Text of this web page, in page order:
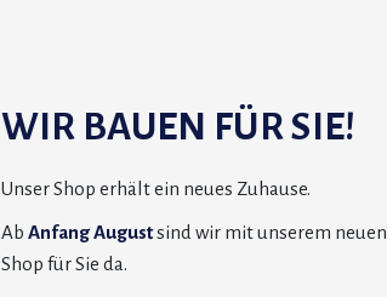
WIR BAUEN FÜR SIE!
Unser Shop erhält ein neues Zuhause.
Ab Anfang Augustsind wir mit unserem neuen
Shop für Sie da.